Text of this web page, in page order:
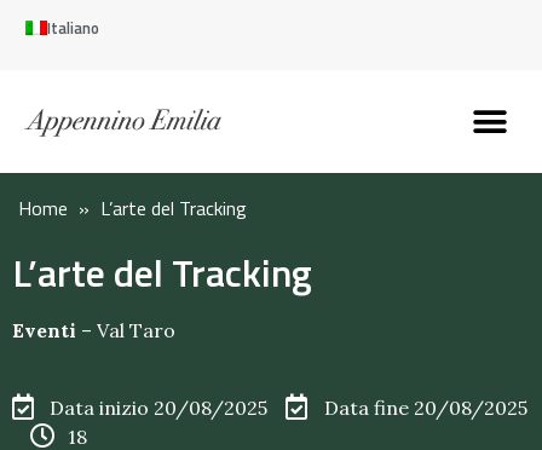
Italiano
Home » L’arte del Tracking
L’arte del Tracking
Eventi – Val Taro
Data inizio 20/08/2025
Data fine 20/08/2025
18